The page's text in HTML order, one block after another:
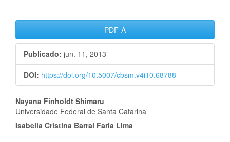
Barra
lateral
de
artigos
PDF-A
Publicado: jun. 11, 2013
DOI: https://doi.org/10.5007/cbsm.v4i10.68788
Conteúdo
do
Nayana Finholdt Shimaru
Universidade Federal de Santa Catarina
Isabella Cristina Barral Faria Lima